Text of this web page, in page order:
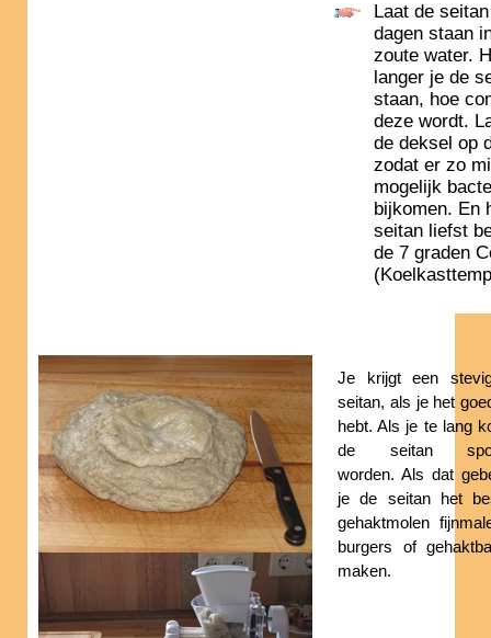
Laat de
dagen staan
zoute water.
langer je de
staan, hoe
deze wordt.
de deksel op
zodat er zo
mogelijk
bijkomen. En
seitan liefst
de 7 graden
Je krijgt een
seitan, als je het
hebt. Als je te lang
de seitan
worden. Als dat
je de seitan het
gehaktmolen
burgers of
maken.